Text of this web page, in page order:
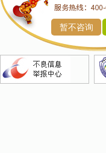
暂不咨询
产品命名
企业命名